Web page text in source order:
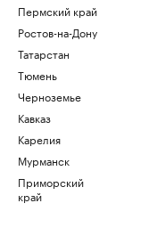
Пермский край
Ростов-на-Дону
Татарстан
Тюмень
Черноземье
Кавказ
Карелия
Мурманск
Приморский
край